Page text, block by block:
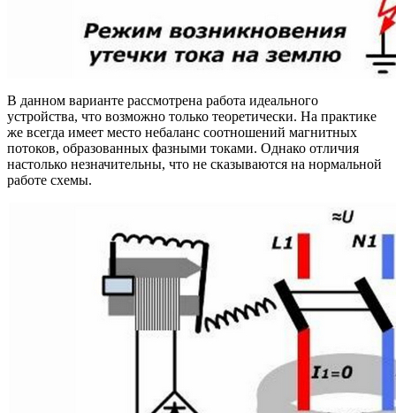
В данном варианте рассмотрена работа идеального
устройства, что возможно только теоретически. На практике
же всегда имеет место небаланс соотношений магнитных
потоков, образованных фазными токами. Однако отличия
настолько незначительны, что не сказываются на нормальной
работе схемы.